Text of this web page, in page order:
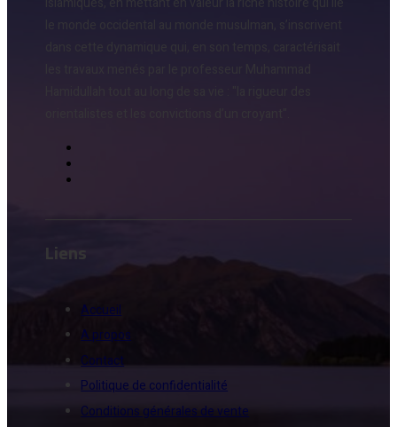
Liens
Accueil
A propos
Contact
Politique de confidentialité
Conditions générales de vente